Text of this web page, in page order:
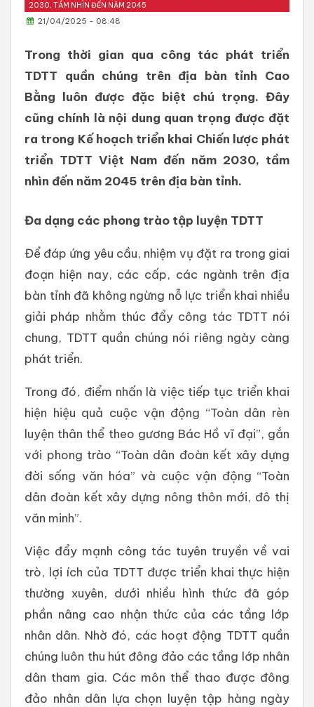
2030, TẦM NHÌN ĐẾN NĂM 2045
21/04/2025 - 08:48
Trong thời gian qua công tác phát triển
TDTT quần chúng trên địa bàn tỉnh Cao
Bằng luôn được đặc biệt chú trọng. Đây
cũng chính là nội dung quan trọng được đặt
ra trong Kế hoạch triển khai Chiến lược phát
triển TDTT Việt Nam đến năm 2030, tầm
nhìn đến năm 2045 trên địa bàn tỉnh.
Đa dạng các phong trào tập luyện TDTT
Để đáp ứng yêu cầu, nhiệm vụ đặt ra trong giai
đoạn hiện nay, các cấp, các ngành trên địa
bàn tỉnh đã không ngừng nỗ lực triển khai nhiều
giải pháp nhằm thúc đẩy công tác TDTT nói
chung, TDTT quần chúng nói riêng ngày càng
phát triển.
Trong đó, điểm nhấn là việc tiếp tục triển khai
hiện hiệu quả cuộc vận động “Toàn dân rèn
luyện thân thể theo gương Bác Hồ vĩ đại”, gắn
với phong trào “Toàn dân đoàn kết xây dựng
đời sống văn hóa” và cuộc vận động “Toàn
dân đoàn kết xây dựng nông thôn mới, đô thị
văn minh”.
Việc đẩy mạnh công tác tuyên truyền về vai
trò, lợi ích của TDTT được triển khai thực hiện
thường xuyên, dưới nhiều hình thức đã góp
phần nâng cao nhận thức của các tầng lớp
nhân dân. Nhờ đó, các hoạt động TDTT quần
chúng luôn thu hút đông đảo các tầng lớp nhân
dân tham gia. Các môn thể thao được đông
đảo nhân dân lựa chọn luyện tập hàng ngày